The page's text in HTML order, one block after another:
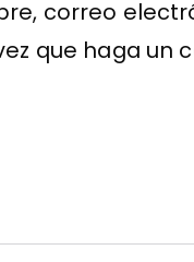
correo
que haga un